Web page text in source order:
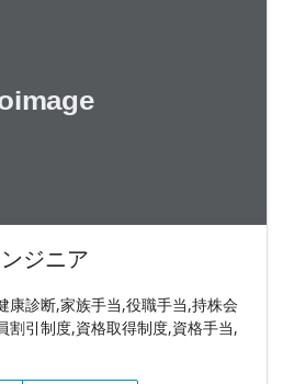
ジニア
康診断,家族手当,役職手当,持株会
割引制度,資格取得制度,資格手当,